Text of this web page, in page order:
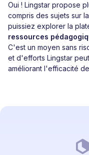
Oui ! Lingstar propose
compris des sujets sur
puissiez explorer la
ressources
C'est un moyen sans
et d'efforts Lingstar
améliorant l'efficacité